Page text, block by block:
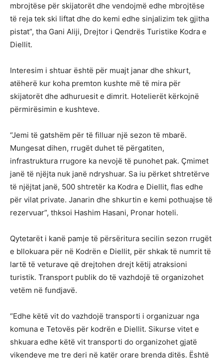
mbrojtëse për skijatorët dhe vendojmë edhe mbrojtëse
të reja tek ski liftat dhe do kemi edhe sinjalizim tek gjitha
pistat”, tha Gani Aliji, Drejtor i Qendrës Turistike Kodra e
Diellit.
Interesim i shtuar është për muajt janar dhe shkurt,
atëherë kur koha premton kushte më të mira për
skijatorët dhe adhuruesit e dimrit. Hotelierët kërkojnë
përmirësimin e kushteve.
“Jemi të gatshëm për të filluar një sezon të mbarë.
Mungesat dihen, rrugët duhet të përgatiten,
infrastruktura rrugore ka nevojë të punohet pak. Çmimet
janë të njëjta nuk janë ndryshuar. Sa iu përket shtretërve
të njëjtat janë, 500 shtretër ka Kodra e Diellit, flas edhe
për vilat private. Janarin dhe shkurtin e kemi pothuajse të
rezervuar”, thksoi Hashim Hasani, Pronar hoteli.
Qytetarët i kanë pamje të përsëritura secilin sezon rrugët
e bllokuara për në Kodrën e Diellit, për shkak të numrit të
lartë të veturave që drejtohen drejt këtij atraksioni
turistik. Transport publik do të vazhdojë të organizohet
vetëm në fundjavë.
“Edhe këtë vit do vazhdojë transporti i organizuar nga
komuna e Tetovës për kodrën e Diellit. Sikurse vitet e
shkuara edhe këtë vit transporti do organizohet gjatë
vikendeve me tre deri në katër orare brenda ditës. Është